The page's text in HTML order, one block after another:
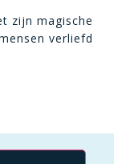
zijn magische
verliefd